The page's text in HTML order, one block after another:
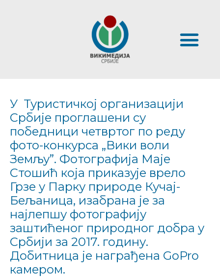
У Туристичкој организацији
Србије проглашени су
победници четвртог по реду
фото-конкурса „Вики воли
Земљу”. Фотографија Маје
Стошић која приказује врело
Грзе у Парку природе Кучај-
Бељаница, изабрана је за
најлепшу фотографију
заштићеног природног добра у
Србији за 2017. годину.
Добитница је награђена GoPro
камером.